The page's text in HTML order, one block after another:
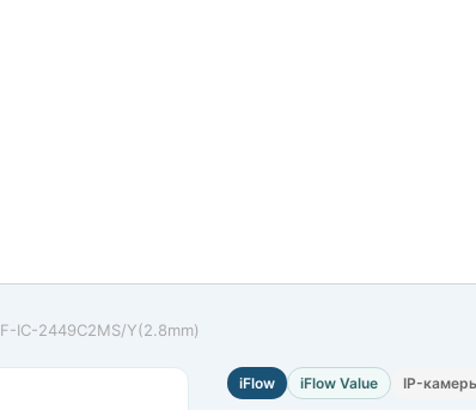
F-IC-2449C2MS/Y(2.8mm)
iFlow iFlow Value IP-